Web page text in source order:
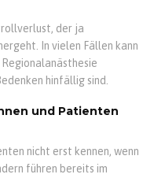
der ja
In vielen Fällen kann
hinfällig sind.
und Patienten
nicht erst kennen, wenn
führen bereits im